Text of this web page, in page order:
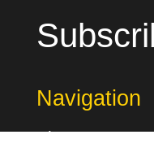
Navigation
About